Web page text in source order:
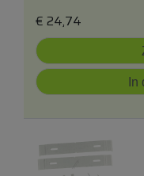
€ 24,74